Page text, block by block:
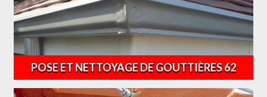
POSE ET NETTOYAGE DE GOUTTIÈRES 62